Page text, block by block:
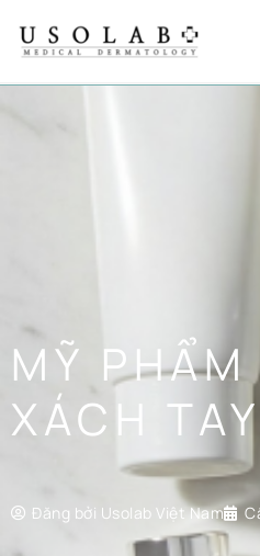
MỸ
XÁCH
Đăng bởi Usolab Việt Nam